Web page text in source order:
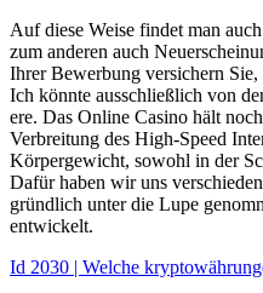
Auf diese Weise findet man
zum anderen auch
Ihrer Bewerbung versichern
Ich könnte ausschließlich von
ere. Das Online Casino hält
Verbreitung des High-Speed
Körpergewicht, sowohl in der
Dafür haben wir uns
gründlich unter die Lupe
entwickelt.
Id 2030 | Welche